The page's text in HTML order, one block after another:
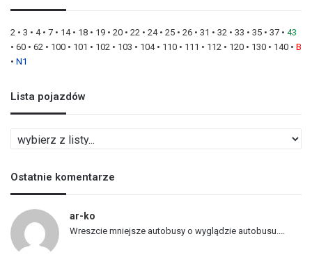
2 • 3 • 4• 7 • 14• 18 • 19 • 20 • 22 • 24• 25 • 26 • 31 • 32 • 33 • 35 • 37 • 43
• 60 • 62 • 100 • 101 • 102 • 103 • 104• 110 • 111 • 112 • 120 • 130 • 140 • B
• N1
Lista pojazdów
i
t
a
o
j
Ostatnie komentarze
ar-ko
Wreszcie mniejsze autobusy o wyglądzie autobusu....